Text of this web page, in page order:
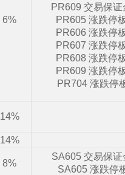
6%
PR609 交易保
PR605 涨跌停
PR606 涨跌停
PR607 涨跌停
PR608 涨跌停
PR609 涨跌停
PR704 涨跌停
14%
14%
8%
SA605 交易保
SA605 涨跌停